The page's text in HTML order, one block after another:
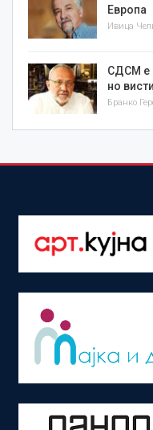
Европа
Ивица
СДСМ е
но
Бранко